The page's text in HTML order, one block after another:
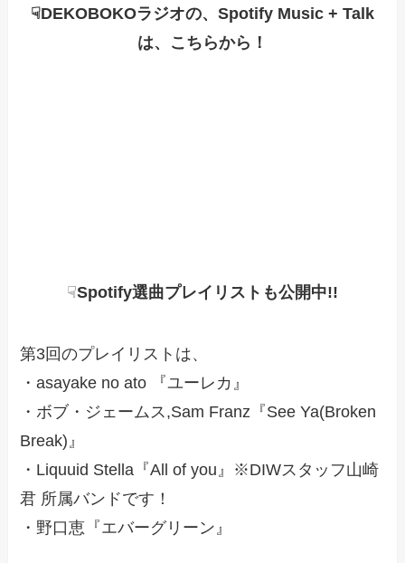
☟DEKOBOKOラジオの、Spotify Music + Talk
は、こちらから！
☟Spotify選曲プレイリストも公開中!!
第3回のプレイリストは、
・asayake no ato 『ユーレカ』
・ボブ・ジェームス,Sam Franz『See Ya(Broken
Break)』
・Liquuid Stella『All of you』※DIWスタッフ山崎
君 所属バンドです！
・野口恵『エバーグリーン』